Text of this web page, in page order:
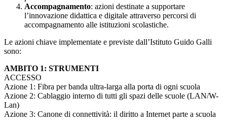
Accompagnamento: azioni destinate a supportare
l’innovazione didattica e digitale attraverso percorsi di
accompagnamento alle istituzioni scolastiche.
Le azioni chiave implementate e previste dall’Istituto Guido Galli
sono:
AMBITO 1: STRUMENTI
ACCESSO
Azione 1: Fibra per banda ultra-larga alla porta di ogni scuola
Azione 2: Cablaggio interno di tutti gli spazi delle scuole (LAN/W-
Lan)
Azione 3: Canone di connettività: il diritto a Internet parte a scuola